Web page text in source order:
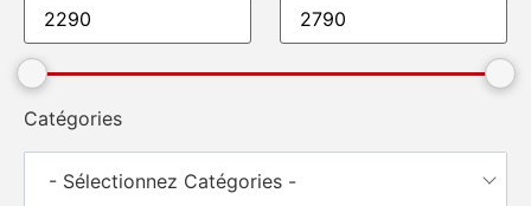
Catégories
- Sélectionnez Catégories -